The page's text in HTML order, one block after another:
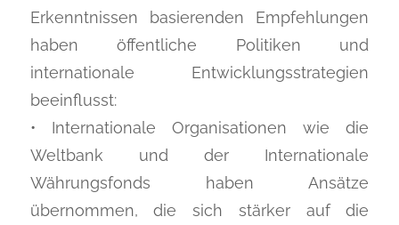
Erkenntnissen basierenden Empfehlungen
haben öffentliche Politiken und
internationale Entwicklungsstrategien
beeinflusst:
• Internationale Organisationen wie die
Weltbank und der Internationale
Währungsfonds haben Ansätze
übernommen, die sich stärker auf die